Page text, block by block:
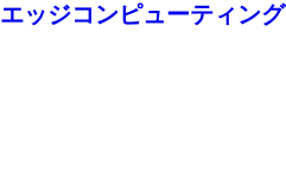
エッジコンピューティング